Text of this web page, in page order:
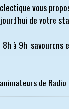
vous
de votre
à 9h, savourons
de Radio